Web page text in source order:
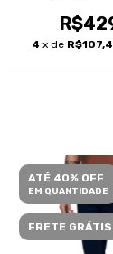
4 x de
ATÉ 40% OFF
EM QUANTIDADE
FRETE GRÁTIS